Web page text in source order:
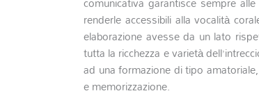
renderle accessibili alla vocalità
elaborazione avesse da un lato
tutta la ricchezza e varietà
ad una formazione di tipo
e memorizzazione.